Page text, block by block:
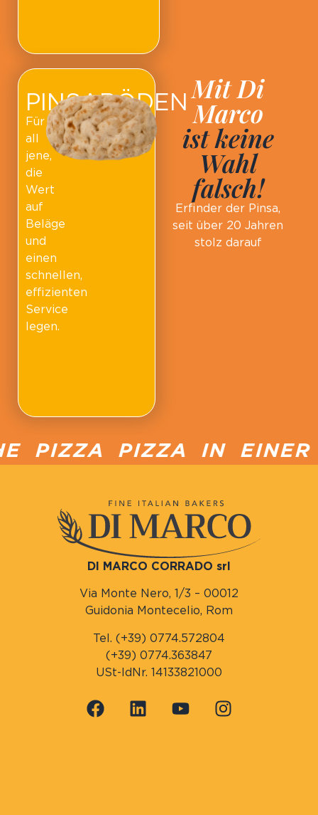
Mit Di
Marco
ist keine
Wahl
falsch!
Erfinder der Pinsa,
seit über 20 Jahren
stolz darauf
PINSABÖDEN
Für
all
jene,
die
Wert
auf
Beläge
und
einen
schnellen,
effizienten
Service
legen.
PIZZA PIZZA IN EINER
DI MARCO CORRADO srl
Via Monte Nero, 1/3 – 00012
Guidonia Montecelio, Rom
Tel. (+39) 0774.572804
(+39) 0774.363847
USt-IdNr. 14133821000